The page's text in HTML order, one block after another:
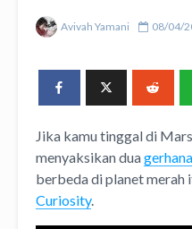
Avivah Yamani 08/04/
Jika kamu tinggal di
menyaksikan dua
berbeda di planet merah
Curiosity.